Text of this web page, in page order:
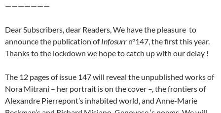
———————
Dear Subscribers, dear Readers, We have the pleasure to
announce the publication ofInfosurr n°147, the first this year.
Thanks to the lockdown we hope to catch up with our delay !
The 12 pages of issue 147 will reveal the unpublished works of
Nora Mitrani – her portrait is on the cover –, the frontiers of
Alexandre Pierrepont’s inhabited world, and Anne-Marie